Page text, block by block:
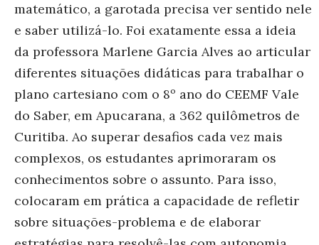
matemático, a garotada precisa ver sentido nele
e saber utilizá-lo. Foi exatamente essa a ideia
da professora Marlene Garcia Alves ao articular
diferentes situações didáticas para trabalhar o
plano cartesiano com o 8º ano do CEEMF Vale
do Saber, em Apucarana, a 362 quilômetros de
Curitiba. Ao superar desafios cada vez mais
complexos, os estudantes aprimoraram os
conhecimentos sobre o assunto. Para isso,
colocaram em prática a capacidade de refletir
sobre situações-problema e de elaborar